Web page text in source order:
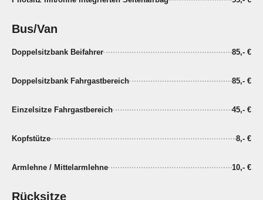
Bus/Van
Doppelsitzbank Beifahrer 85,- €
Doppelsitzbank Fahrgastbereich 85,- €
Einzelsitze Fahrgastbereich 45,- €
Kopfstütze 8,- €
Armlehne / Mittelarmlehne 10,- €
Rücksitze